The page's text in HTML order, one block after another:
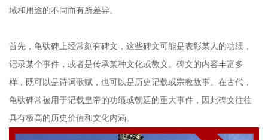
域和用途的不同而有所差异。
首先，龟驮碑上经常刻有碑文，这些碑文可能是表彰某人的功绩，
记录某个事件，或者是传承某种文化或教义。碑文的内容丰富多
样，既可以是诗词歌赋，也可以是历史记载或宗教故事。在古代，
龟驮碑常被用于记载皇帝的功绩或朝廷的重大事件，因此碑文往往
具有极高的历史价值和文化内涵。